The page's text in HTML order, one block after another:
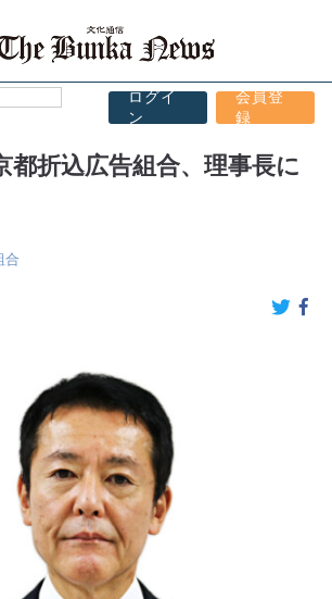
ログイ
ン
会員登
録
都折込広告組合、理事長に
合